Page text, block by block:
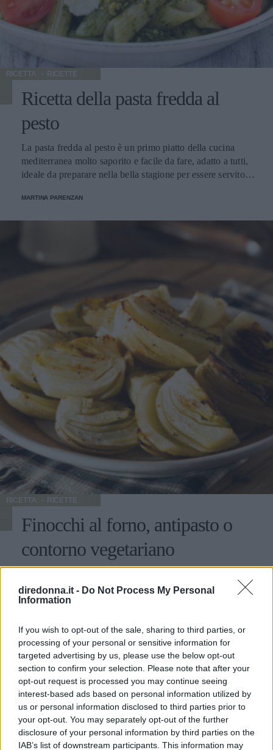
diredonna.it - Do Not Process My Personal
Information
If you wish to opt-out of the sale, sharing to third parties, or
processing of your personal or sensitive information for
targeted advertising by us, please use the below opt-out
section to confirm your selection. Please note that after your
opt-out request is processed you may continue seeing
interest-based ads based on personal information utilized by
us or personal information disclosed to third parties prior to
your opt-out. You may separately opt-out of the further
disclosure of your personal information by third parties on the
IAB’s list of downstream participants. This information may
RICETTA
Ricetta della pasta fredda al
pesto
La pasta fredda al pesto è un primo piatto della cucina
mediterranea molto saporito e facile da fare, adatto a tutti,
ideale da preparare nella bella stagione per essere servito
penne o fusilli cotti bene al dente andranno poi conditi con
essere preparato con anticipo; conservatelo in frigorifero
Ricette più buone per la pasta Preparazione Pasta fredda al
pesto Portate a bollore abbondante acqua salata e cuocete
la pasta molto al dente. Scolatela e passatela sotto l'acqua
fredda corrente per bloccare la cottura, infine stendetela su
un vassoio. Mettete in un mortaio o in un mixer l'aglio
sbucciato e una presa di sale grosso. Aggiungete le foglie
di basilico lavate e asciugate e iniziate a lavorare con
movimenti lenti se usate il mortaio o con scatti del mixer
per non surriscaldare le foglie. Unite i pinoli, i formaggi e
per ultimo l'olio extravergine di oliva a filo sempre
lavorando l'impasto o facendo andare il mixer a scatti fino
ad ottenere una crema liscia e ben amalgamata. Lavate i
pomodorini e tagliateli in quattro. Tagliate a piccoli dadini
la scamorza e sgocciolate bene le olive. In una insalatiera
versate il pesto allungandolo con un mestolo di acqua
calda. Lavorate con un cucchiaio e unite la verdura, le
olive e il formaggio. Aggiungete per ultima la pasta e
vi sembrerà troppo asciutta aggiungete pochissimo olio
extravergine di oliva di qualità. Servite subito o in
alternativa tenete la pasta in frigorifero in un contenitore
ermetico.
MARTINA PARENZAN
RICETTA
Finocchi al forno, antipasto o
contorno vegetariano
che può essere servito sia come antipasto che come
contorno di secondi piatti: si tratta di una ricetta facilissima
questa verdura che viene spesso utilizzata in cucina, in
particolare nel periodo invernale. Privo di grassi e poco
calorico il finocchio è ricco di acqua, proteine, carboidrati,
sali minerali e vitamine e andrebbe pertanto inserito spesso
nella nostra dieta. Crudo lo si consuma solitamente in
pinzimonio o in insalata mentre cotto viene usato nelle
minestre e nei risotti. Come contorno spesso lo si prepara
in padella o in forno abbinato anche a olive nere e spezie
per esaltarne la sapidità. Preparazione antipasto con
Può interessarti anche